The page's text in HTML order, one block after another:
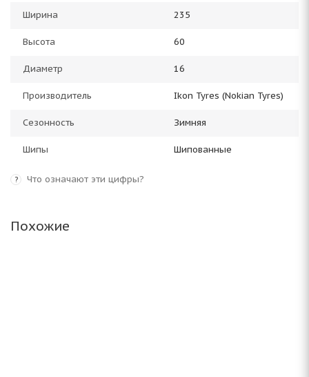
Ширина 235
Высота 60
Диаметр 16
Производитель Ikon Tyres (Nokian Tyres)
Сезонность Зимняя
Шипы Шипованные
? Что означают эти цифры?
Похожие